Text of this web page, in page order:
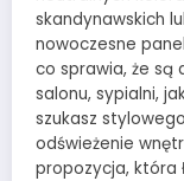
skandynawskich
nowoczesne
co sprawia, że są
salonu, sypialni,
szukasz
odświeżenie
propozycja, która